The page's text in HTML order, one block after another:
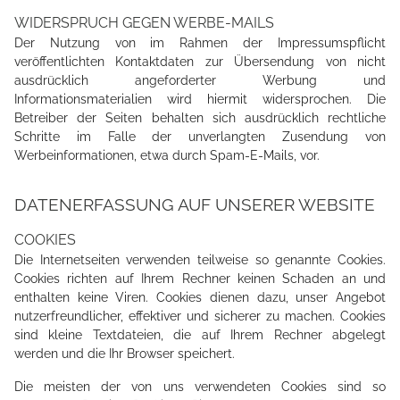
WIDERSPRUCH GEGEN WERBE-MAILS
Der Nutzung von im Rahmen der Impressumspflicht
veröffentlichten Kontaktdaten zur Übersendung von nicht
ausdrücklich angeforderter Werbung und
Informationsmaterialien wird hiermit widersprochen. Die
Betreiber der Seiten behalten sich ausdrücklich rechtliche
Schritte im Falle der unverlangten Zusendung von
Werbeinformationen, etwa durch Spam-E-Mails, vor.
DATENERFASSUNG AUF UNSERER WEBSITE
COOKIES
Die Internetseiten verwenden teilweise so genannte Cookies.
Cookies richten auf Ihrem Rechner keinen Schaden an und
enthalten keine Viren. Cookies dienen dazu, unser Angebot
nutzerfreundlicher, effektiver und sicherer zu machen. Cookies
sind kleine Textdateien, die auf Ihrem Rechner abgelegt
werden und die Ihr Browser speichert.
Die meisten der von uns verwendeten Cookies sind so